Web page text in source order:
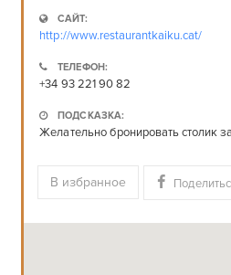
САЙТ:
http://www.restaurantkaiku.cat/
ТЕЛЕФОН:
+34 93 221 90 82
ПОДСКАЗКА:
Желательно бронировать столик
В избранное